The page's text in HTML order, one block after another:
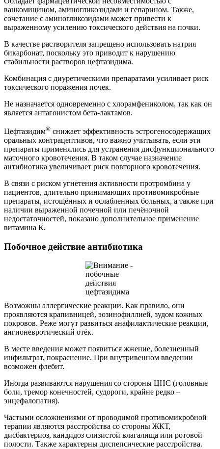
ванкомицином, аминогликозидами и гепарином. Также,
сочетание с аминогликозидами может привести к
выраженному усилению токсического действия на почки.
В качестве растворителя запрещено использовать натрия
бикарбонат, поскольку это приводит к нарушению
стабильности растворов цефтазидима.
Комбинация с диуретическими препаратами усиливает риск
токсического поражения почек.
Не назначается одновременно с хлорамфениколом, так как он
является антагонистом бета-лактамов.
Цефтазидим® снижает эффективность эстрогеносодержащих
оральных контрацептивов, что важно учитывать, если эти
препараты применялись для устранения дисфункционального
маточного кровотечения. В таком случае назначение
антибиотика увеличивает риск повторного кровотечения.
В связи с риском угнетения активности протромбина у
пациентов, длительно принимающих противомикробные
препараты, истощённых и ослабленных больных, а также при
наличии выраженной почечной или печёночной
недостаточностей, показано дополнительное применение
витамина К.
Побочное действие антибиотика
Возможны аллергические реакции. Как правило, они
проявляются крапивницей, эозинофиллией, зудом кожных
покровов. Реже могут развиться анафилактические реакции,
ангионевротический отёк.
В месте введения может появиться жжение, болезненный
инфильтрат, покраснение. При внутривенном введении
возможен флебит.
Иногда развиваются нарушения со стороны ЦНС (головные
боли, тремор конечностей, судороги, крайне редко –
энцефалопатия).
Частыми осложнениями от проводимой противомикробной
терапии являются расстройства со стороны ЖКТ,
дисбактериоз, кандидоз слизистой влагалища или ротовой
полости. Также характерны диспепсические расстройства.